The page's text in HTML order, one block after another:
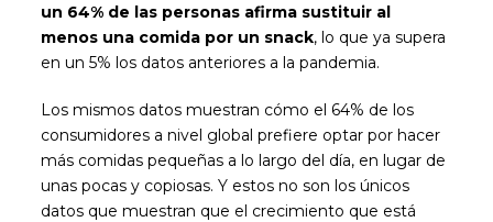
un 64% de las personas afirma sustituir al
menos una comida por un snack, lo que ya supera
en un 5% los datos anteriores a la pandemia.
Los mismos datos muestran cómo el 64% de los
consumidores a nivel global prefiere optar por hacer
más comidas pequeñas a lo largo del día, en lugar de
unas pocas y copiosas. Y estos no son los únicos
datos que muestran que el crecimiento que está